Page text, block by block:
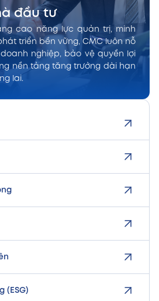
đầu tư
cao năng lực quản trị, minh
triển bền vững, CMC luôn nỗ
nghiệp, bảo vệ quyền lợi
nền tảng tăng trưởng dài hạn
lai.
(ESG)